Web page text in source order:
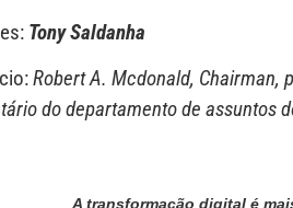
Tony Saldanha
Robert A. Mcdonald, Chairman,
do departamento de assuntos
A transformação digital é